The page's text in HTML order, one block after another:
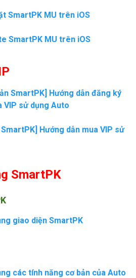
SmartPK MU trên iOS
SmartPK MU trên iOS
SmartPK] Hướng dẫn đăng ký
VIP sử dụng Auto
Hướng dẫn mua VIP sử
SmartPK
giao diện SmartPK
các tính năng cơ bản của Auto